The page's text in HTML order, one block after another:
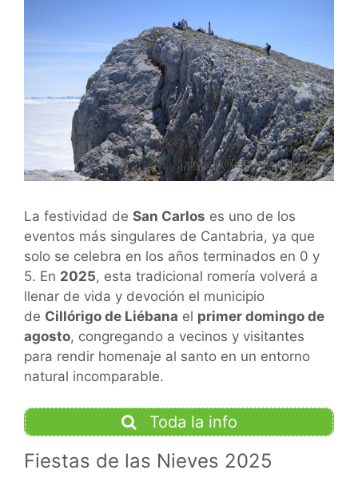
La festividad de San Carlos es uno de los
eventos más singulares de Cantabria, ya que
solo se celebra en los años terminados en 0 y
5. En 2025, esta tradicional romería volverá a
llenar de vida y devoción el municipio
de Cillórigo de Liébana el primer domingo de
agosto, congregando a vecinos y visitantes
para rendir homenaje al santo en un entorno
natural incomparable.
Toda la info
Fiestas de las Nieves 2025